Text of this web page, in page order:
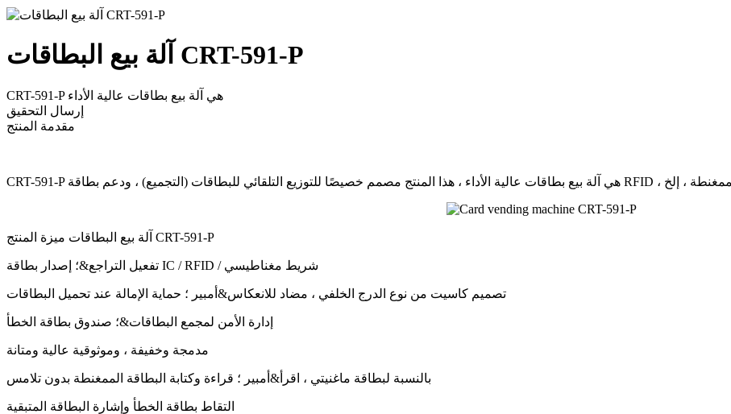
آلة بيع البطاقات CRT-591-P
CRT-591-P هي آلة بيع بطاقات عالية الأداء
إرسال التحقيق
مقدمة المنتج
آلة بيع البطاقات ميزة المنتج CRT-591-P
تفعيل التراجع&؛ إصدار بطاقة IC / RFID / شريط مغناطيسي
تصميم كاسيت من نوع الدرج الخلفي ، مضاد للانعكاس&أمبير ؛ حماية الإمالة عند تحميل البطاقات
إدارة الأمن لمجمع البطاقات&؛ صندوق بطاقة الخطأ
مدمجة وخفيفة ، وموثوقية عالية ومتانة
بالنسبة لبطاقة ماغنيتي ، اقرأ&أمبير ؛ قراءة وكتابة البطاقة الممغنطة بدون تلامس
التقاط بطاقة الخطأ وإشارة البطاقة المتبقية